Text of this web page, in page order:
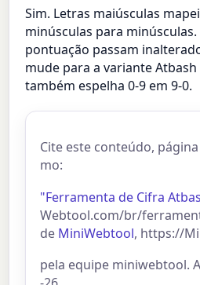
Sim. Letras maiúsculas
minúsculas para
pontuação passam
mude para a variante
também espelha 0-9 em 9-0.
Cite este conteúdo,
mo:
"Ferramenta de Cifra
Webtool.com/br/
de MiniWebtool, https://
pela equipe miniwebtool.